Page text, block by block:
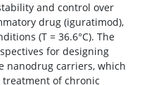
and control over
drug (iguratimod),
(T = 36.6°C). The
for designing
nanodrug carriers, which
of chronic